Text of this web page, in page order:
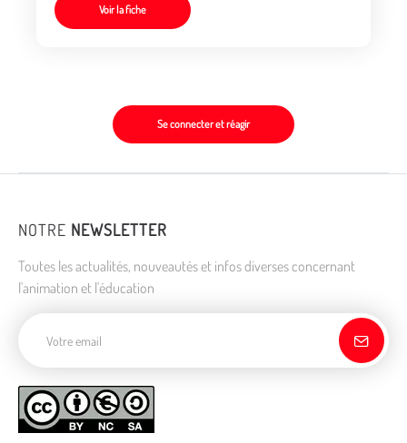
Voir la fiche
Se connecter et réagir
NOTRE NEWSLETTER
Toutes les actualités, nouveautés et infos diverses concernant
l'animation et l'éducation